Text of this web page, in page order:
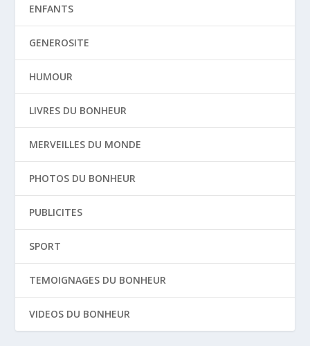
ENFANTS
GENEROSITE
HUMOUR
LIVRES DU BONHEUR
MERVEILLES DU MONDE
PHOTOS DU BONHEUR
PUBLICITES
SPORT
TEMOIGNAGES DU BONHEUR
VIDEOS DU BONHEUR